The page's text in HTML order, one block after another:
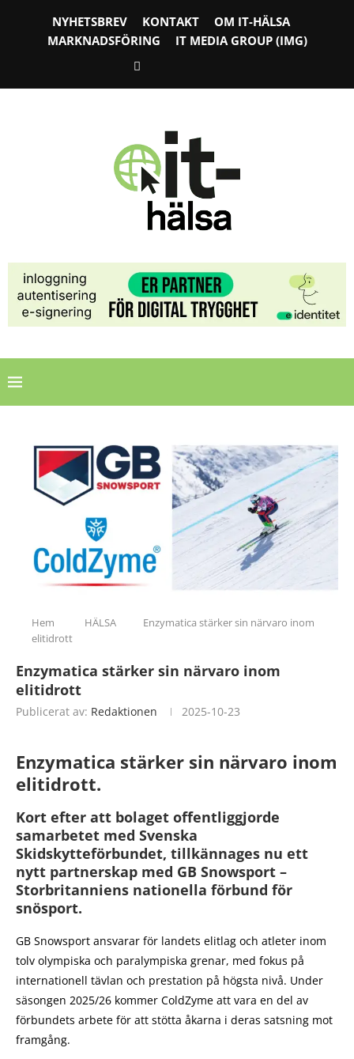
NYHETSBREV KONTAKT
OM IT-HÄLSA
MARKNADSFÖRING
IT MEDIA GROUP (IMG)
Hem HÄLSA
Enzymatica stärker sin närvaro inom
elitidrott
Enzymatica stärker sin närvaro inom
elitidrott
Publicerat av: Redaktionen 2025-10-23
Enzymatica stärker sin närvaro inom
elitidrott.
Kort efter att bolaget offentliggjorde
samarbetet med Svenska
Skidskytteförbundet, tillkännages nu ett
nytt partnerskap med GB Snowsport –
Storbritanniens nationella förbund för
snösport.
GB Snowsport ansvarar för landets elitlag och atleter inom
tolv olympiska och paralympiska grenar, med fokus på
internationell tävlan och prestation på högsta nivå. Under
säsongen 2025/26 kommer ColdZyme att vara en del av
förbundets arbete för att stötta åkarna i deras satsning mot
framgång.